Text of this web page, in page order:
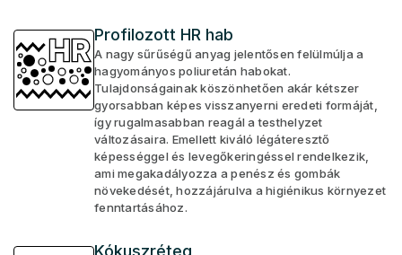
Profilozott HR hab
A nagy sűrűségű anyag jelentősen felülmúlja a
hagyományos poliuretán habokat.
Tulajdonságainak köszönhetően akár kétszer
gyorsabban képes visszanyerni eredeti formáját,
így rugalmasabban reagál a testhelyzet
változásaira. Emellett kiváló légáteresztő
képességgel és levegőkeringéssel rendelkezik,
ami megakadályozza a penész és gombák
növekedését, hozzájárulva a higiénikus környezet
fenntartásához.